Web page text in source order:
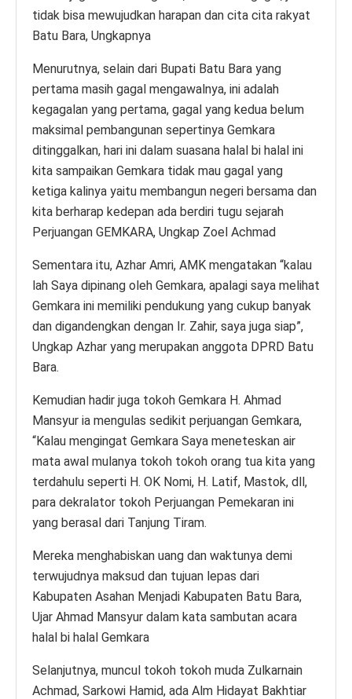
tidak bisa mewujudkan harapan dan cita cita rakyat
Batu Bara, Ungkapnya
Menurutnya, selain dari Bupati Batu Bara yang
pertama masih gagal mengawalnya, ini adalah
kegagalan yang pertama, gagal yang kedua belum
maksimal pembangunan sepertinya Gemkara
ditinggalkan, hari ini dalam suasana halal bi halal ini
kita sampaikan Gemkara tidak mau gagal yang
ketiga kalinya yaitu membangun negeri bersama dan
kita berharap kedepan ada berdiri tugu sejarah
Perjuangan GEMKARA, Ungkap Zoel Achmad
Sementara itu, Azhar Amri, AMK mengatakan “kalau
lah Saya dipinang oleh Gemkara, apalagi saya melihat
Gemkara ini memiliki pendukung yang cukup banyak
dan digandengkan dengan Ir. Zahir, saya juga siap”,
Ungkap Azhar yang merupakan anggota DPRD Batu
Bara.
Kemudian hadir juga tokoh Gemkara H. Ahmad
Mansyur ia mengulas sedikit perjuangan Gemkara,
“Kalau mengingat Gemkara Saya meneteskan air
mata awal mulanya tokoh tokoh orang tua kita yang
terdahulu seperti H. OK Nomi, H. Latif, Mastok, dll,
para dekralator tokoh Perjuangan Pemekaran ini
yang berasal dari Tanjung Tiram.
Mereka menghabiskan uang dan waktunya demi
terwujudnya maksud dan tujuan lepas dari
Kabupaten Asahan Menjadi Kabupaten Batu Bara,
Ujar Ahmad Mansyur dalam kata sambutan acara
halal bi halal Gemkara
Selanjutnya, muncul tokoh tokoh muda Zulkarnain
Achmad, Sarkowi Hamid, ada Alm Hidayat Bakhtiar